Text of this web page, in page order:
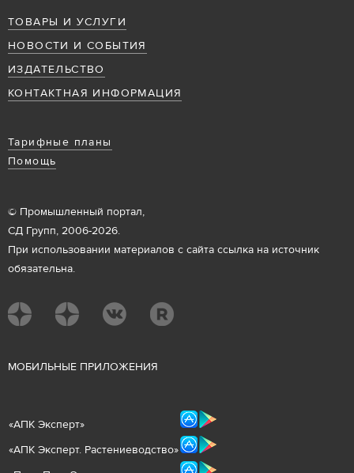
ТОВАРЫ И УСЛУГИ
НОВОСТИ И СОБЫТИЯ
ИЗДАТЕЛЬСТВО
КОНТАКТНАЯ ИНФОРМАЦИЯ
Тарифные планы
Помощь
© Промышленный портал,
СД Групп, 2006-2026.
При использовании материалов с сайта ссылка на источник
обязательна.
МОБИЛЬНЫЕ ПРИЛОЖЕНИЯ
«АПК Эксперт»
«АПК Эксперт. Растениеводство»